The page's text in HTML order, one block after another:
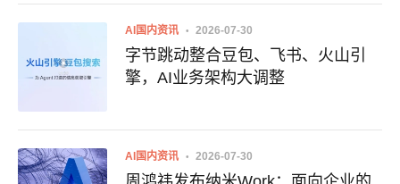
AI国内资讯 2026-07-30
字节跳动整合豆包、飞书、火山引
擎，AI业务架构大调整
AI国内资讯 2026-07-30